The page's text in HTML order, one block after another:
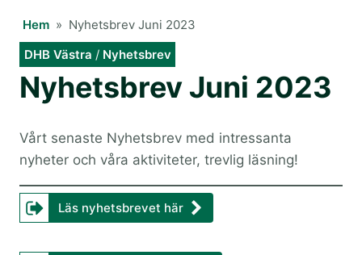
Hem » Nyhetsbrev Juni 2023
DHB Västra / Nyhetsbrev
Nyhetsbrev Juni 2023
Vårt senaste Nyhetsbrev med intressanta
nyheter och våra aktiviteter, trevlig läsning!
Läs nyhetsbrevet här